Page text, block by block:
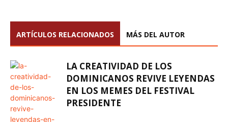
ARTÍCULOS RELACIONADOS MÁS DEL AUTOR
LA CREATIVIDAD DE LOS
DOMINICANOS REVIVE LEYENDAS
EN LOS MEMES DEL FESTIVAL
PRESIDENTE